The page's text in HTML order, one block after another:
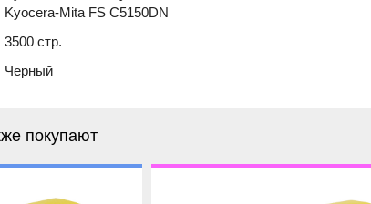
Kyocera-Mita FS C5150DN
3500 стр.
Черный
покупают